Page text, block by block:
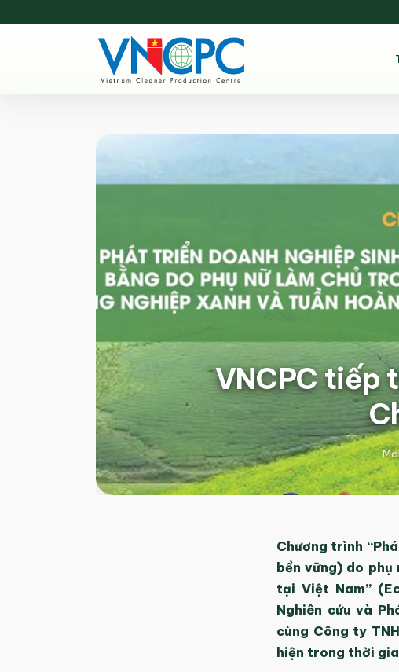
VNCPC tiếp
Chương trình
bền vững) do
tại Việt Nam”
Nghiên cứu và
cùng Công ty
hiện trong thời